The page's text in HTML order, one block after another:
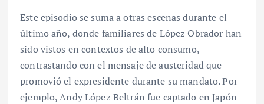
Este episodio se suma a otras escenas durante el
último año, donde familiares de López Obrador han
sido vistos en contextos de alto consumo,
contrastando con el mensaje de austeridad que
promovió el expresidente durante su mandato. Por
ejemplo, Andy López Beltrán fue captado en Japón